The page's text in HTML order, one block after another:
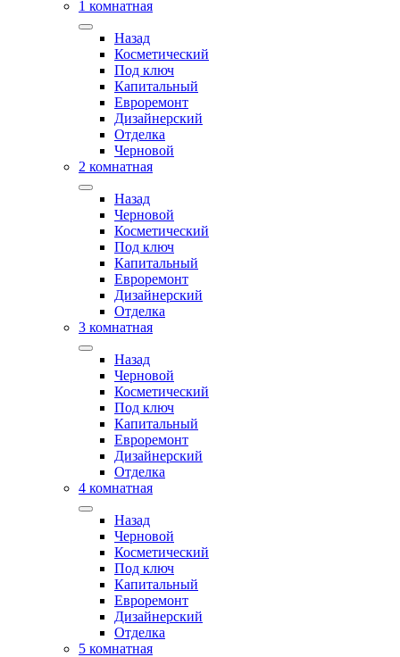
1 комнатная
Назад
Косметический
Под ключ
Капитальный
Евроремонт
Дизайнерский
Отделка
Черновой
2 комнатная
Назад
Черновой
Косметический
Под ключ
Капитальный
Евроремонт
Дизайнерский
Отделка
3 комнатная
Назад
Черновой
Косметический
Под ключ
Капитальный
Евроремонт
Дизайнерский
Отделка
4 комнатная
Назад
Черновой
Косметический
Под ключ
Капитальный
Евроремонт
Дизайнерский
Отделка
5 комнатная